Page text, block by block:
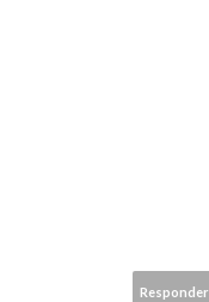
Responder